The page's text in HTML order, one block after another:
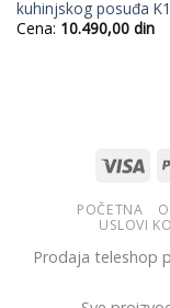
kuhinjskog posuđa
Cena: 10.490,00din
POČETNA
USLOVI
Prodaja teleshop